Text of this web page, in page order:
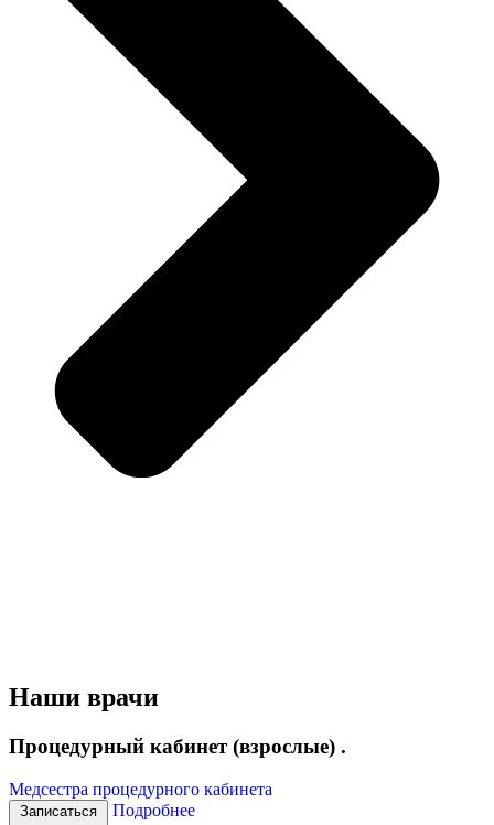
Наши врачи
Процедурный кабинет (взрослые) .
Медсестра процедурного кабинета
Записаться Подробнее